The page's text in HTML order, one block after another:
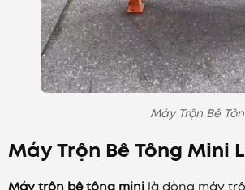
Máy Trộn Bê
Máy Trộn Bê Tông Mini